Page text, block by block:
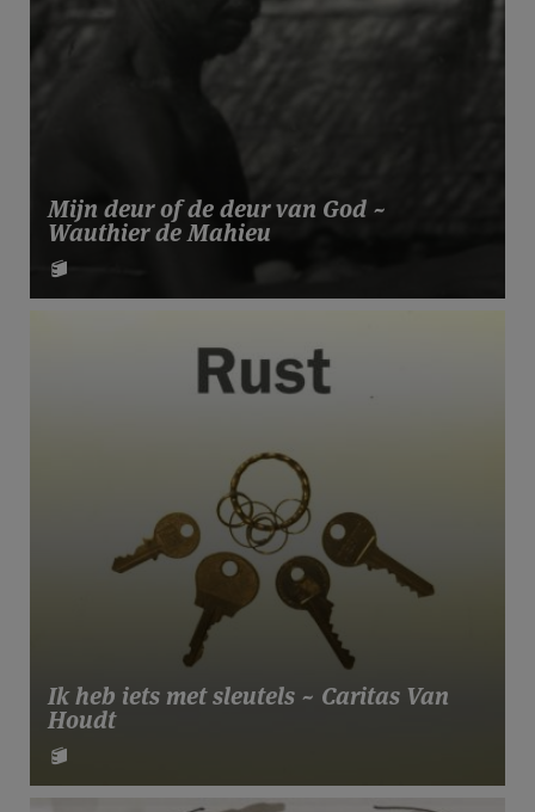
Mijn deur of de deur van God ~
Wauthier de Mahieu
Ik heb iets met sleutels ~ Caritas Van
Houdt